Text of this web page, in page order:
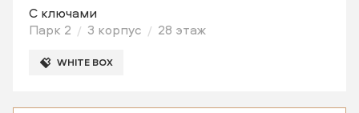
С ключами
Парк 2
3 корпус 28 этаж
WHITE BOX